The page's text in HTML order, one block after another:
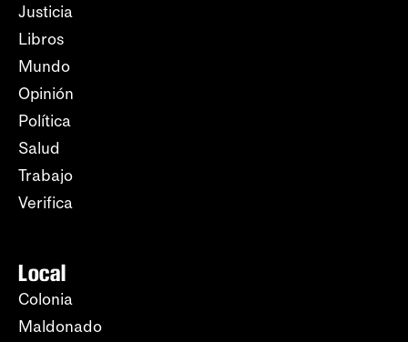
Justicia
Libros
Mundo
Opinión
Política
Salud
Trabajo
Verifica
Local
Colonia
Maldonado